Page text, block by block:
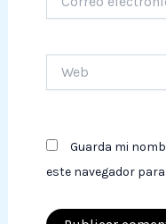
electrónico*
Guarda mi
este navegador